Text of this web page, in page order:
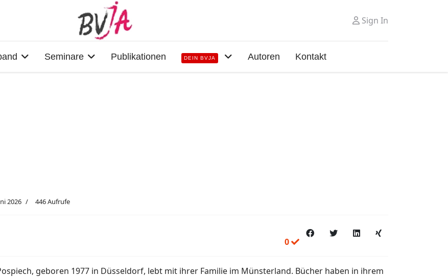
Sign In
Seminare Publikationen DEIN BVJA Autoren Kontakt
2026 446 Aufrufe
0
geboren 1977 in Düsseldorf, lebt mit ihrer Familie im Münsterland. Bücher haben in ihrem